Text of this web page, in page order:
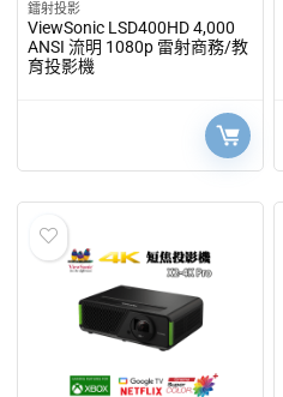
鐳射投影
ViewSonic LSD400HD 4,000
ANSI 流明 1080p 雷射商務/教
育投影機